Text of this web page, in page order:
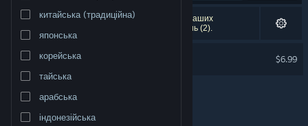
Змінити мову
Переглянути повну версію
китайська (традиційна)
японська
корейська
тайська
арабська
індонезійська
Результатів вашого пошуку: 1. Відповідно до ваших
уподобань було виключено кілька найменувань (2).
$6.99